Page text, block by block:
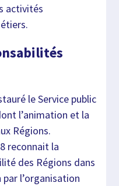
activités
le Service public
l’animation et la
Régions.
reconnait la
des Régions dans
l’organisation